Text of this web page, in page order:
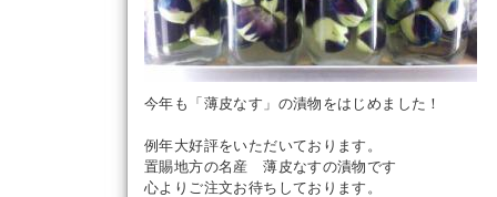
今年も「薄皮なす」の漬物をはじめました！
例年大好評をいただいております。
置賜地方の名産 薄皮なすの漬物です
心よりご注文お待ちしております。